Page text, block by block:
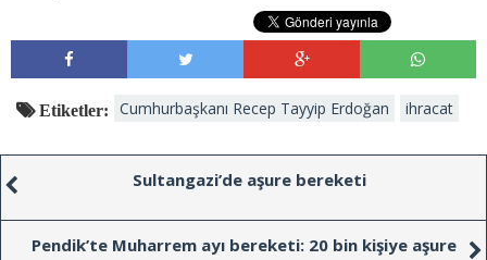
Etiketler: Cumhurbaşkanı Recep Tayyip Erdoğan ihracat
Sultangazi’de aşure bereketi
Pendik’te Muharrem ayı bereketi: 20 bin kişiye aşure